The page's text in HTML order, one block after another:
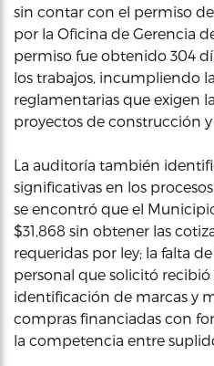
sin contar con el permiso
por la Oficina de Gerencia
permiso fue obtenido 304
los trabajos, incumpliendo
reglamentarias que exigen
proyectos de construcción
La auditoría también
significativas en los
se encontró que el
$31,868 sin obtener las
requeridas por ley; la falta
personal que solicitó
identificación de marcas y
compras financiadas con
la competencia entre